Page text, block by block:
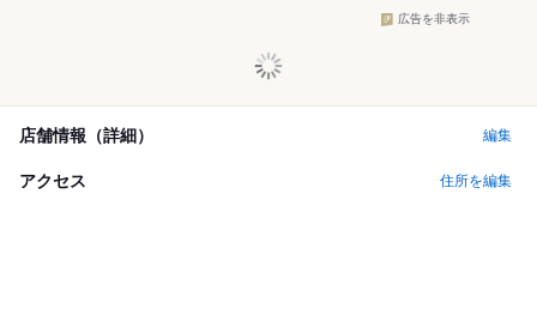
広告を非表示
店舗情報（詳細） 編集
アクセス 住所を編集